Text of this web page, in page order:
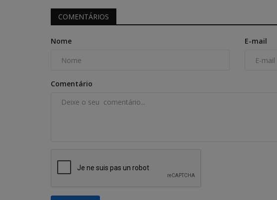
COMENTÁRIOS
Nome E-mail
Comentário